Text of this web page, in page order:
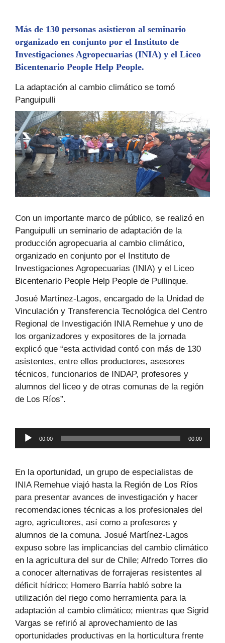
Más de 130 personas asistieron al seminario
organizado en conjunto por el Instituto de
Investigaciones Agropecuarias (INIA) y el Liceo
Bicentenario People Help People.
La adaptación al cambio climático se tomó
Panguipulli
Con un importante marco de público, se realizó en
Panguipulli un seminario de adaptación de la
producción agropecuaria al cambio climático,
organizado en conjunto por el Instituto de
Investigaciones Agropecuarias (INIA) y el Liceo
Bicentenario People Help People de Pullinque.
Josué Martínez-Lagos, encargado de la Unidad de
Vinculación y Transferencia Tecnológica del Centro
Regional de Investigación INIA Remehue y uno de
los organizadores y expositores de la jornada
explicó que “esta actividad contó con más de 130
asistentes, entre ellos productores, asesores
técnicos, funcionarios de INDAP, profesores y
alumnos del liceo y de otras comunas de la región
de Los Ríos”.
Reproductor
de
00:00 00:00
En la oportunidad, un grupo de especialistas de
INIA Remehue viajó hasta la Región de Los Ríos
para presentar avances de investigación y hacer
recomendaciones técnicas a los profesionales del
agro, agricultores, así como a profesores y
alumnos de la comuna. Josué Martínez-Lagos
expuso sobre las implicancias del cambio climático
en la agricultura del sur de Chile; Alfredo Torres dio
a conocer alternativas de forrajeras resistentes al
déficit hídrico; Homero Barría habló sobre la
utilización del riego como herramienta para la
adaptación al cambio climático; mientras que Sigrid
Vargas se refirió al aprovechamiento de las
oportunidades productivas en la horticultura frente